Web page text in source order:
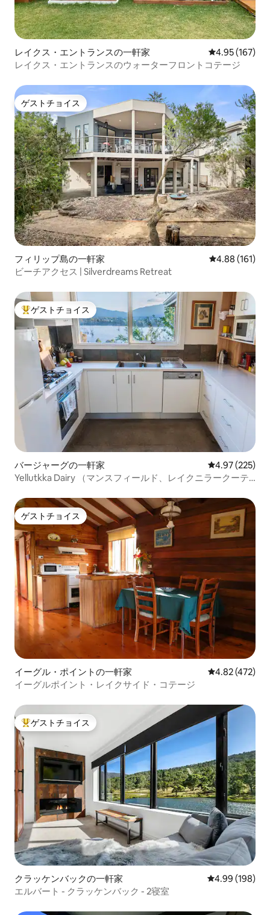
レイクス・エントランスの一軒家 レビュー167
4.95 (167)
レイクス・エントランスのウォーターフロントコテージ
ゲストチョイス
ゲストチョイス
フィリップ島の一軒家 レビュー161
4.88 (161)
ビーチアクセス | Silverdreams Retreat
大好評のゲストチョイスです。
ゲストチョイス
バージャーグの一軒家 レビュー225
4.97 (225)
Yellutkka Dairy （マンスフィールド、レイクニラークーテ
ゲストチョイス
ゲストチョイス
イーグル・ポイントの一軒家 レビュー472
4.82 (472)
イーグルポイント・レイクサイド・コテージ
大好評のゲストチョイスです。
ゲストチョイス
クラッケンバックの一軒家 レビュー198
4.99 (198)
エルバート - クラッケンバック - 2寝室